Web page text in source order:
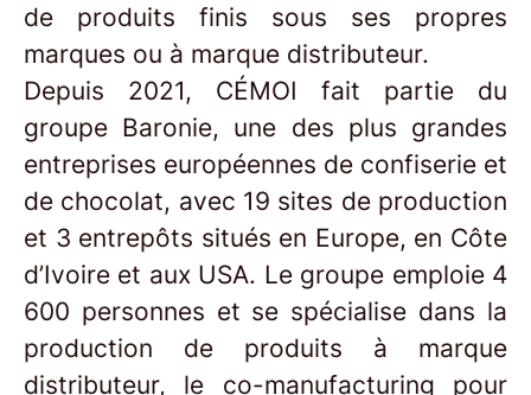
de produits finis sous ses propres
marques ou à marque distributeur.
Depuis 2021, CÉMOI fait partie du
groupe Baronie, une des plus grandes
entreprises européennes de confiserie et
de chocolat, avec 19 sites de production
et 3 entrepôts situés en Europe, en Côte
d’Ivoire et aux USA. Le groupe emploie 4
600 personnes et se spécialise dans la
production de produits à marque
distributeur, le co-manufacturing pour